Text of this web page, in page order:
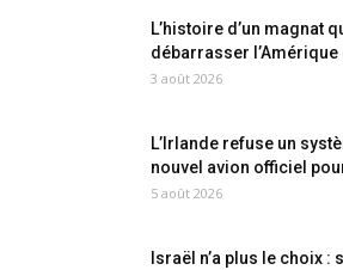
L’histoire d’un magnat
débarrasser
3 août 2026
L’Irlande refuse un
nouvel avion officiel
5 août 2026
Israël n’a plus le choix :